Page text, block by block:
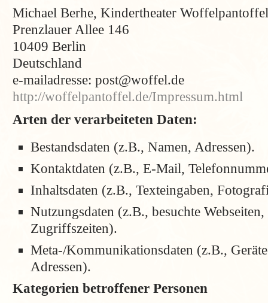
Michael Berhe, Kindertheater Woffelpantoffel
Prenzlauer Allee 146
10409 Berlin
Deutschland
e-mailadresse: post@woffel.de
http://woffelpantoffel.de/Impressum.html
Arten der verarbeiteten Daten:
Bestandsdaten (z.B., Namen, Adressen).
Kontaktdaten (z.B., E-Mail,
Inhaltsdaten (z.B., Texteingaben,
Nutzungsdaten (z.B., besuchte
Zugriffszeiten).
Meta-/Kommunikationsdaten (z.B.,
Adressen).
Kategorien betroffener Personen